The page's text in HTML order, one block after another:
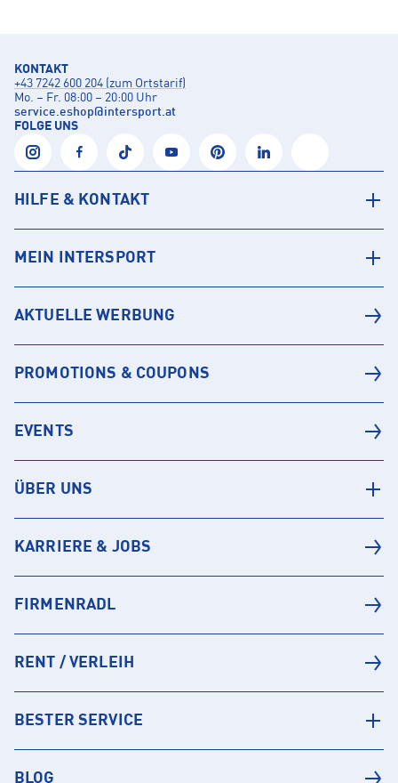
KONTAKT
+43 7242 600 204 (zum Ortstarif)
Mo. – Fr. 08:00 – 20:00 Uhr
service.eshop@intersport.at
FOLGE UNS
HILFE & KONTAKT
MEIN INTERSPORT
AKTUELLE WERBUNG
PROMOTIONS & COUPONS
EVENTS
ÜBER UNS
KARRIERE & JOBS
FIRMENRADL
RENT / VERLEIH
BESTER SERVICE
BLOG